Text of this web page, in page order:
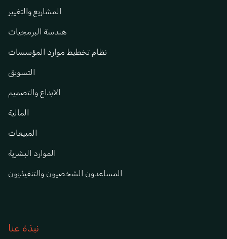
المشاريع والتغيير
هندسة البرمجيات
نظام تخطيط موارد المؤسسات
التسويق
الابداع والتصميم
المالية
المبيعات
الموارد البشرية
المساعدون الشخصيون والتنفيذيون
نبذة عنا